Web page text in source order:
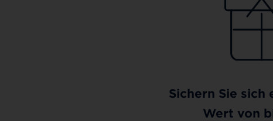
Sichern Sie sich
Wert von